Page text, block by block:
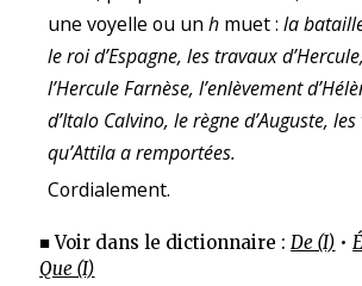
une voyelle ou un hmuet : la
le roi d’Espagne, les travaux
l’Hercule Farnèse, l’enlèvement
d’Italo Calvino, le règne d’Auguste,
qu’Attila a remportées.
Cordialement.
■ Voir dans le dictionnaire :De (I) •
Que (I)